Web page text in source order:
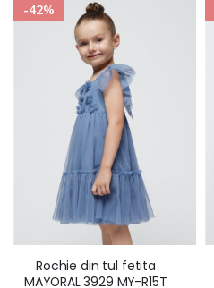
-42%
Rochie din tul fetita
MAYORAL 3929 MY-R15T